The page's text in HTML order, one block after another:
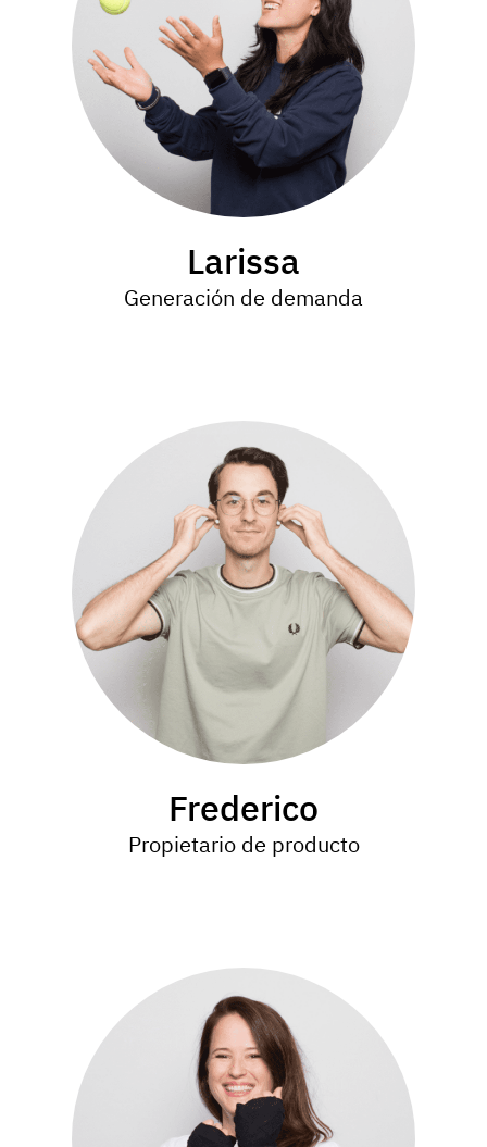
Larissa
Generación de demanda
Frederico
Propietario de producto